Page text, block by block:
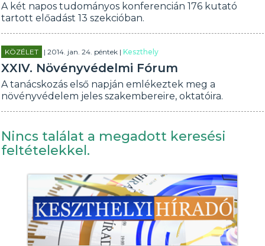
A két napos tudományos konferencián 176 kutató
tartott előadást 13 szekcióban.
KÖZÉLET | 2014. jan. 24. péntek |Keszthely
XXIV. Növényvédelmi Fórum
A tanácskozás első napján emlékeztek meg a
növényvédelem jeles szakembereire, oktatóira.
Nincs találat a megadott keresési
feltételekkel.